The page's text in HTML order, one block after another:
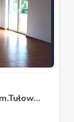
Dom sprzed.Skarbiszowice Gm.Tułowice, 20km.od Opol